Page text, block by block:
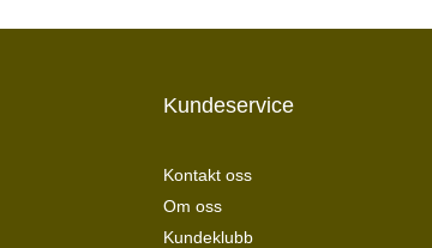
Kundeservice
Kontakt oss
Om oss
Kundeklubb